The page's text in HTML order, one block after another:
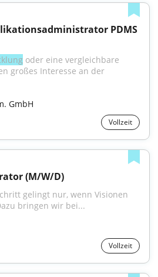
PDMS
oder eine vergleichbare
großes Interesse an der
GmbH
Vollzeit
(M/W/D)
gelingt nur, wenn Visionen
bringen wir bei...
Vollzeit